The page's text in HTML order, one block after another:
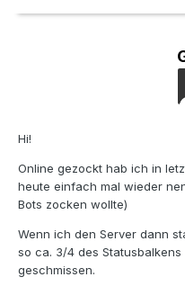
Hi!
Online gezockt hab ich in
heute einfach mal wieder
Bots zocken wollte)
Wenn ich den Server dann
so ca. 3/4 des
geschmissen.